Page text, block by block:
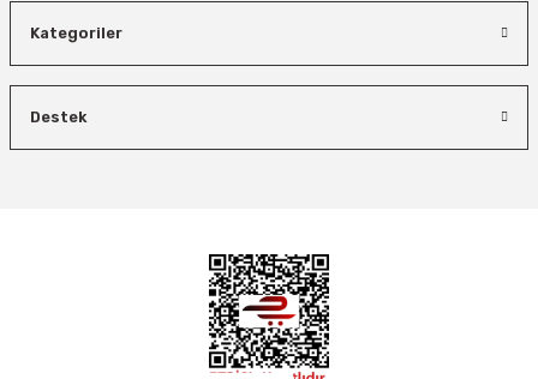
Kategoriler
Destek